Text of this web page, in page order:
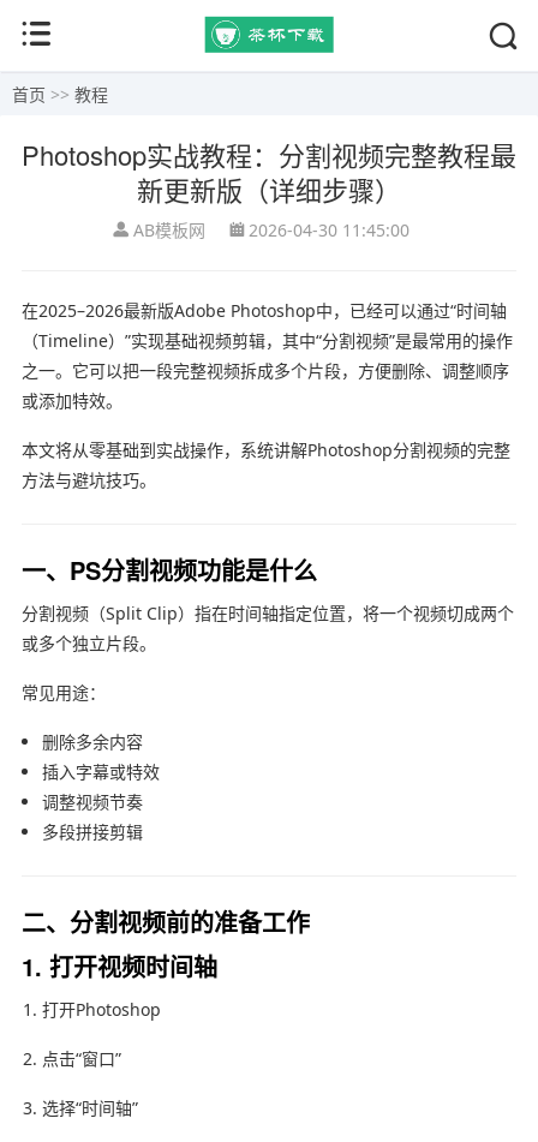
首页 >> 教程
Photoshop实战教程：分割视频完整教程最
新更新版（详细步骤）
AB模板网 2026-04-30 11:45:00
在2025–2026最新版Adobe Photoshop中，已经可以通过“时间轴
（Timeline）”实现基础视频剪辑，其中“分割视频”是最常用的操作
之一。它可以把一段完整视频拆成多个片段，方便删除、调整顺序
或添加特效。
本文将从零基础到实战操作，系统讲解Photoshop分割视频的完整
方法与避坑技巧。
一、PS分割视频功能是什么
分割视频（Split Clip）指在时间轴指定位置，将一个视频切成两个
或多个独立片段。
常见用途：
删除多余内容
插入字幕或特效
调整视频节奏
多段拼接剪辑
二、分割视频前的准备工作
1. 打开视频时间轴
打开Photoshop
点击“窗口”
选择“时间轴”